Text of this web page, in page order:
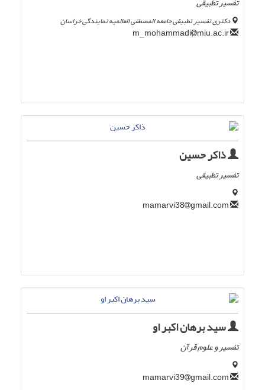
دکتری تفسیر تطبیقی جامعه المصطفی العالمیه نمایندگی خراسان
miu.ac.ir
ذاکر حسین
تفسیر تطبیقی
gmail.com
سید برهان اکبر او
تفسیر و علوم قرآن
gmail.com